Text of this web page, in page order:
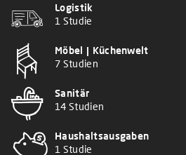
Logistik
1 Studie
Möbel | Küchenwelt
7 Studien
Sanitär
14 Studien
Haushaltsausgaben
1 Studie